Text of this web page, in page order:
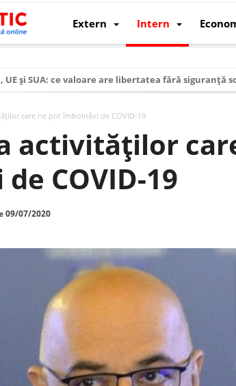
Extern Intern
UE și SUA: ce valoare are libertatea fără siguranță
economic al Chinei: cum a devenit atelierul lumii
economic al Rusiei: de ce rezistă?
României în Uniunea Europeană. Ce ne
minții prin nanoparticule
dezvoltă un nou cip AI pentru a înlocui Nvidia
care ne pot îmbolnăvi de COVID-19
activităților
COVID-19
09/07/2020